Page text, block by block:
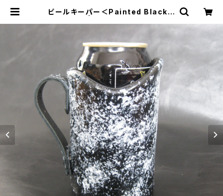
ビールキーパー＜Painted Black＞